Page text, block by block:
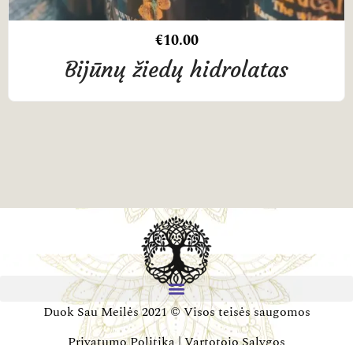
€10.00
Bijūnų žiedų hidrolatas
Duok Sau Meilės 2021 © Visos teisės saugomos